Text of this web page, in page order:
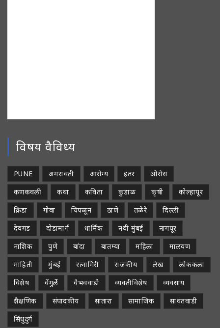
विषय वैविध्य
PUNE अमरावती आरोग्य इतर
ओरोस
कणकवली
कथा कविता कुडाळ कृषी
कोल्हापूर
क्रिडा
गोवा चिपळून ठाणे तळेरे
दिल्ली
देवगड
दोडामार्ग धार्मिक नवी मुंबई
नागपूर
नाशिक
पुणे बांदा बातम्या महिला
मालवण
माहिती
मुंबई रत्नागिरी राजकीय लेख
लोककला
विशेष
वेंगुर्ले वैभववाडी व्यक्तीविशेष
व्यवसाय
शैक्षणिक
संपादकीय सातारा सामाजिक
सावंतवाडी
सिंधुदुर्ग